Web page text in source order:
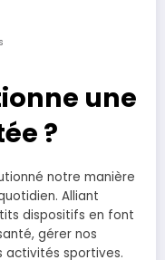
une
?
notre manière
Alliant
dispositifs en font
gérer nos
activités sportives.